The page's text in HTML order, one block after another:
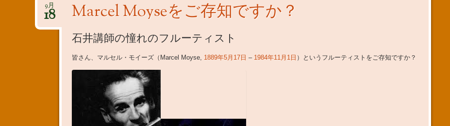
Marcel Moyseをご存知ですか？
9月
18
石井講師の憧れのフルーティスト
皆さん、マルセル・モイーズ（Marcel Moyse, 1889年5月17日 – 1984年11月1日 ） というフルーティストをご存知ですか？